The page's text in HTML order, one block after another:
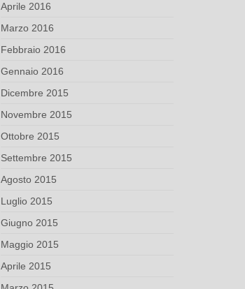
Aprile 2016
Marzo 2016
Febbraio 2016
Gennaio 2016
Dicembre 2015
Novembre 2015
Ottobre 2015
Settembre 2015
Agosto 2015
Luglio 2015
Giugno 2015
Maggio 2015
Aprile 2015